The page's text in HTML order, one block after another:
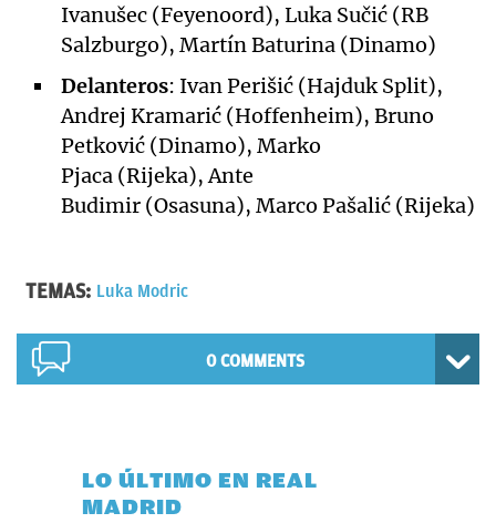
Ivanušec (Feyenoord), Luka Sučić (RB
Salzburgo), Martín Baturina (Dinamo)
Delanteros: Ivan Perišić (Hajduk Split),
Andrej Kramarić (Hoffenheim), Bruno
Petković (Dinamo), Marko
Pjaca (Rijeka), Ante
Budimir (Osasuna), Marco Pašalić (Rijeka)
TEMAS: Luka Modric
0 COMMENTS
LO ÚLTIMO EN REAL
MADRID